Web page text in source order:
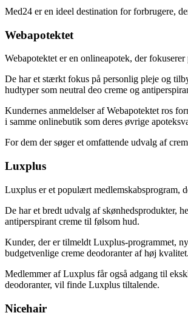
Med24 er en ideel destination for forbrugere,
Webapotektet
Webapotektet er en onlineapotek, der
De har et stærkt fokus på personlig pleje og
hudtyper som neutral deo creme og
Kundernes anmeldelser af Webapotektet ros
i samme onlinebutik som deres øvrige
For dem der søger et omfattende udvalg af
Luxplus
Luxplus er et populært medlemskabsprogram,
De har et bredt udvalg af skønhedsprodukter,
antiperspirant creme til følsom hud.
Kunder, der er tilmeldt Luxplus-programmet,
budgetvenlige creme deodoranter af høj kvalitet.
Medlemmer af Luxplus får også adgang til
deodoranter, vil finde Luxplus tiltalende.
Nicehair